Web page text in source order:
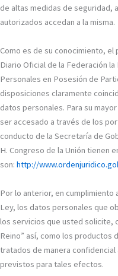
de altas medidas de seguridad,
autorizados accedan a la misma.
Como es de su conocimiento, el
Diario Oficial de la Federación
Personales en Posesión de
disposiciones claramente
datos personales. Para su
ser accesado a través de los
conducto de la Secretaría de
H. Congreso de la Unión tienen
son: http://
Por lo anterior, en cumplimiento
Ley, los datos personales que
los servicios que usted solicite,
Reino” así, como los productos
tratados de manera
previstos para tales efectos.